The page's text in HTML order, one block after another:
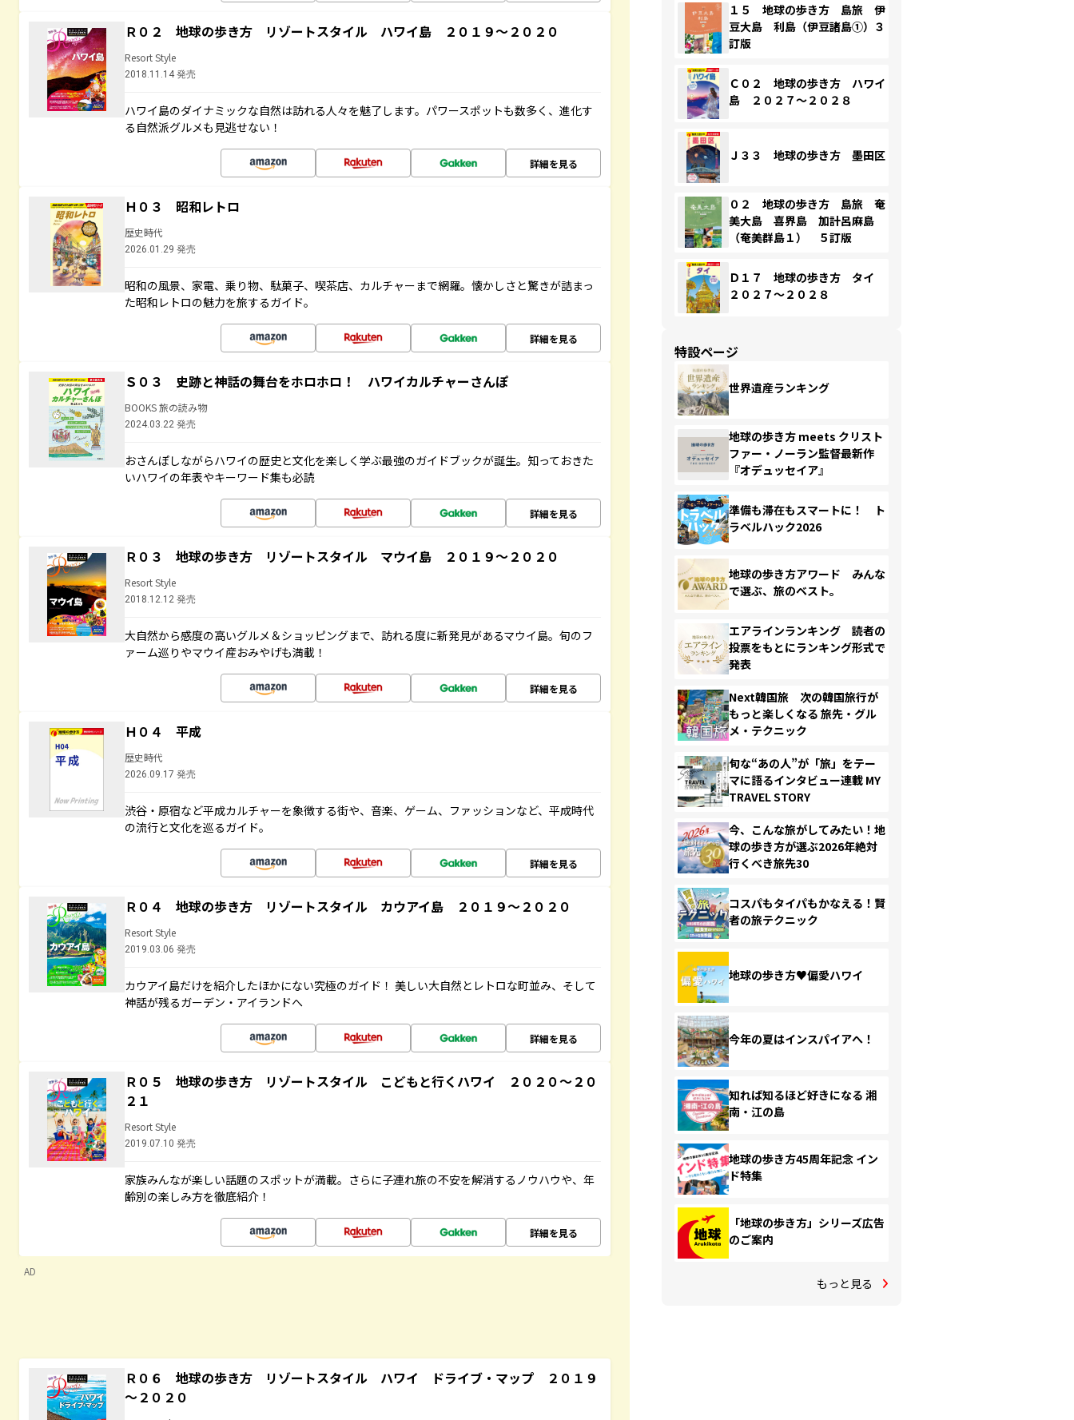
Ｒ０２ 地球の歩き方 リゾートスタイル ハワイ島 ２０１９～２０２０
Resort Style
2018.11.14 発売
ハワイ島のダイナミックな自然は訪れる人々を魅了します。パワースポットも数多く、進化す
る自然派グルメも見逃せない！
詳細を見る
Ｈ０３ 昭和レトロ
歴史時代
2026.01.29 発売
昭和の風景、家電、乗り物、駄菓子、喫茶店、カルチャーまで網羅。懐かしさと驚きが詰まっ
た昭和レトロの魅力を旅するガイド。
詳細を見る
Ｓ０３ 史跡と神話の舞台をホロホロ！ ハワイカルチャーさんぽ
BOOKS 旅の読み物
2024.03.22 発売
おさんぽしながらハワイの歴史と文化を楽しく学ぶ最強のガイドブックが誕生。知っておきた
いハワイの年表やキーワード集も必読
詳細を見る
Ｒ０３ 地球の歩き方 リゾートスタイル マウイ島 ２０１９～２０２０
Resort Style
2018.12.12 発売
大自然から感度の高いグルメ＆ショッピングまで、訪れる度に新発見があるマウイ島。旬のフ
ァーム巡りやマウイ産おみやげも満載！
詳細を見る
Ｈ０４ 平成
歴史時代
2026.09.17 発売
渋谷・原宿など平成カルチャーを象徴する街や、音楽、ゲーム、ファッションなど、平成時代
の流行と文化を巡るガイド。
詳細を見る
Ｒ０４ 地球の歩き方 リゾートスタイル カウアイ島 ２０１９～２０２０
Resort Style
2019.03.06 発売
カウアイ島だけを紹介したほかにない究極のガイド！ 美しい大自然とレトロな町並み、そして
神話が残るガーデン・アイランドへ
詳細を見る
Ｒ０５ 地球の歩き方 リゾートスタイル こどもと行くハワイ ２０２０～２０
２１
Resort Style
2019.07.10 発売
家族みんなが楽しい話題のスポットが満載。さらに子連れ旅の不安を解消するノウハウや、年
齢別の楽しみ方を徹底紹介！
詳細を見る
AD
Ｒ０６ 地球の歩き方 リゾートスタイル ハワイ ドライブ・マップ ２０１９
～２０２０
１５ 地球の歩き方 島旅 伊
豆大島 利島（伊豆諸島①）３
訂版
Ｃ０２ 地球の歩き方 ハワイ
島 ２０２７～２０２８
Ｊ３３ 地球の歩き方 墨田区
０２ 地球の歩き方 島旅 奄
美大島 喜界島 加計呂麻島
（奄美群島１） ５訂版
Ｄ１７ 地球の歩き方 タイ
２０２７～２０２８
特設ページ
世界遺産ランキング
地球の歩き方 meets クリスト
ファー・ノーラン監督最新作
『オデュッセイア』
準備も滞在もスマートに！ ト
ラベルハック2026
地球の歩き方アワード みんな
で選ぶ、旅のベスト。
エアラインランキング 読者の
投票をもとにランキング形式で
発表
Next韓国旅 次の韓国旅行が
もっと楽しくなる 旅先・グル
メ・テクニック
旬な“あの人”が「旅」をテー
マに語るインタビュー連載 MY
TRAVEL STORY
今、こんな旅がしてみたい！地
球の歩き方が選ぶ2026年絶対
行くべき旅先30
コスパもタイパもかなえる！賢
者の旅テクニック
地球の歩き方♥偏愛ハワイ
今年の夏はインスパイアへ！
知れば知るほど好きになる 湘
南・江の島
地球の歩き方45周年記念 イン
ド特集
「地球の歩き方」シリーズ広告
のご案内
もっと見る